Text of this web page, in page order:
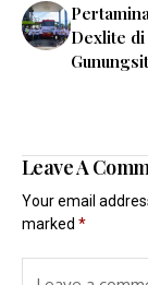
Dexlite di
Leave A
Your email
marked *